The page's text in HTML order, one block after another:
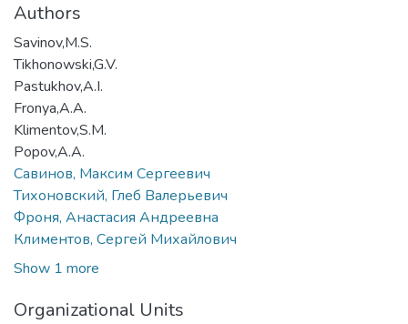
Authors
Savinov,M.S.
Tikhonowski,G.V.
Pastukhov,A.I.
Fronya,A.A.
Klimentov,S.M.
Popov,A.A.
Савинов, Максим Сергеевич
Тихоновский, Глеб Валерьевич
Фроня, Анастасия Андреевна
Климентов, Сергей Михайлович
Show 1 more
Organizational Units